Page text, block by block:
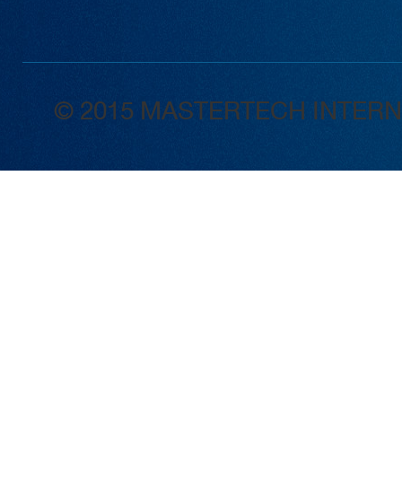
© 2015 MASTERTECH